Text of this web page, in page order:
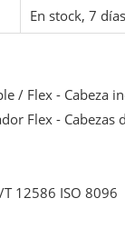
En stock, 7
/ Flex - Cabeza
Flex - Cabezas
12586 ISO 8096